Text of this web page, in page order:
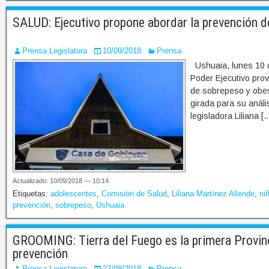
SALUD: Ejecutivo propone abordar la
Prensa Legislatura 10/09/2018 Prensa
Ushuaia, lunes 10
Poder Ejecutivo
de sobrepeso y
girada para su
legisladora Liliana
Actualizado: 10/09/2018 — 10:14
Etiquetas: adolescentes, Comisión de Salud, Liliana Martínez Allende,
prevención, sobrepeso, Ushuaia
GROOMING: Tierra del Fuego es la primera
prevención